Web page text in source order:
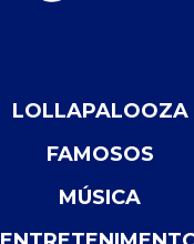
LOLLAPALOOZA
FAMOSOS
MÚSICA